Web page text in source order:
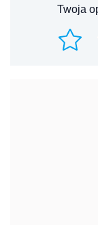
Twoja